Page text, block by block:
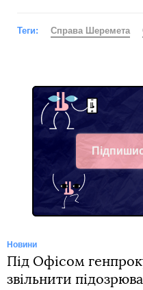
Теги: Справа Шеремета
Telegram
Новини
Під Офісом
звільнити